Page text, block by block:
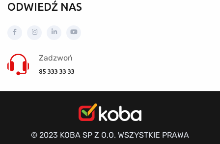
ODWIEDŹ NAS
Zadzwoń
85 333 33 33
© 2023 KOBA SP Z O.O. WSZYSTKIE PRAWA